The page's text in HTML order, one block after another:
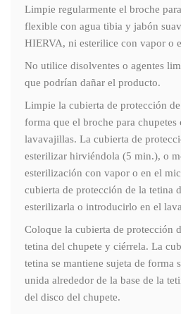
Limpie regularmente el broche
flexible con agua tibia y jabón
HIERVA, ni esterilice con vapor o
No utilice disolventes o agentes
que podrían dañar el producto.
Limpie la cubierta de protección
forma que el broche para
lavavajillas. La cubierta de
esterilizar hirviéndola (5 min.), o
esterilización con vapor o en el
cubierta de protección de la tetina
esterilizarla o introducirlo en el
Coloque la cubierta de protección
tetina del chupete y ciérrela. La
tetina se mantiene sujeta de forma
unida alrededor de la base de la
del disco del chupete.